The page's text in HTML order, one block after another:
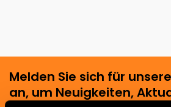
Melden Sie sich für
an, um Neuigkeiten,